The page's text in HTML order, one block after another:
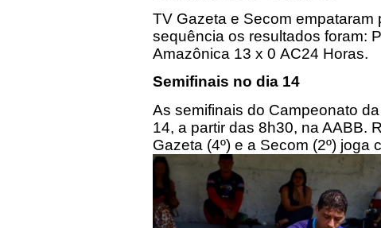
TV Gazeta e Secom empataram
sequência os resultados foram:
Amazônica 13 x 0 AC24 Horas.
Semifinais no dia 14
As semifinais do Campeonato
14, a partir das 8h30, na AABB.
Gazeta (4º) e a Secom (2º) joga